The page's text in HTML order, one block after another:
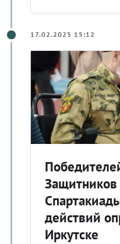
17.02.2025 15:12
Защитников
действий
Иркутске